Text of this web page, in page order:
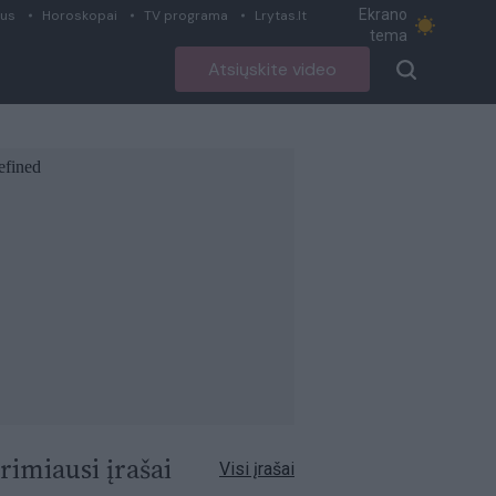
Horoskopai TV programa Lrytas.lt
Ekrano
tema
Atsiųskite video
įrašai Visi įrašai